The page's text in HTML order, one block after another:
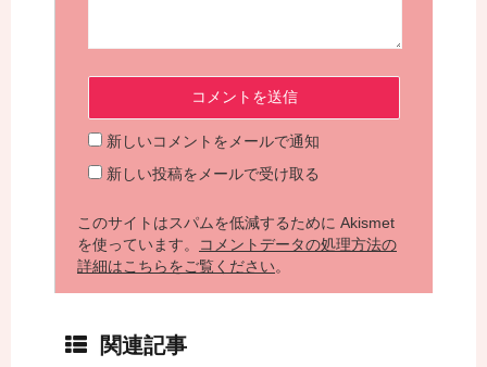
新しいコメントをメールで通知
新しい投稿をメールで受け取る
このサイトはスパムを低減するために Akismet
を使っています。
コメントデータの処理方法の
詳細はこちらをご覧ください。
関連記事